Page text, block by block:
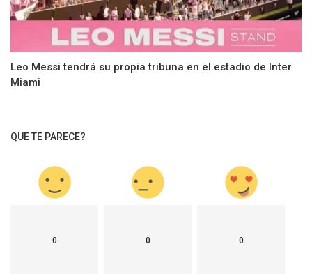
Leo Messi tendrá su propia tribuna en el estadio de Inter
Miami
QUE TE PARECE?
0 0 0